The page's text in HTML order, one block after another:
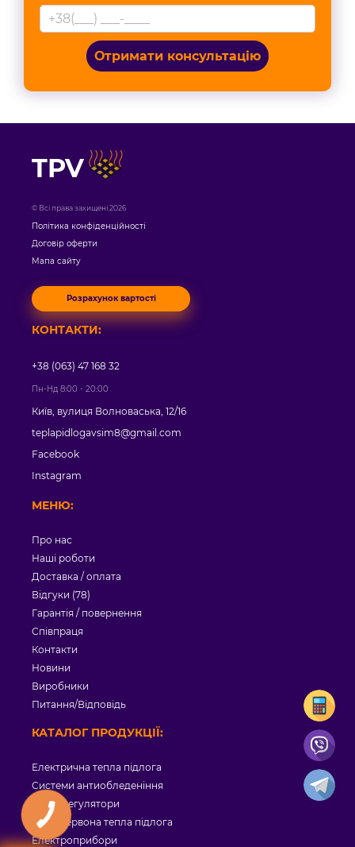
Отримати консультацію
TPV
© Всі права захищені 2026
Політика конфіденційності
Договір оферти
Мапа сайту
Розрахунок вартості
МЕНЮ:
Про нас
Наші роботи
Доставка / оплата
Відгуки (78)
Гарантія / повернення
Співпраця
Контакти
Новини
Виробники
Питання/Відповідь
КАТАЛОГ ПРОДУКЦІЇ:
Електрична тепла підлога
Системи антиобледеніння
Терморегулятори
Інфрачервона тепла підлога
Електроприбори
КОНТАКТИ:
+38 (063) 47 168 32
Пн-Нд 8:00 - 20:00
Київ, вулиця Волноваська, 12/16
teplapidlogavsim8@gmail.com
Facebook
Instagram